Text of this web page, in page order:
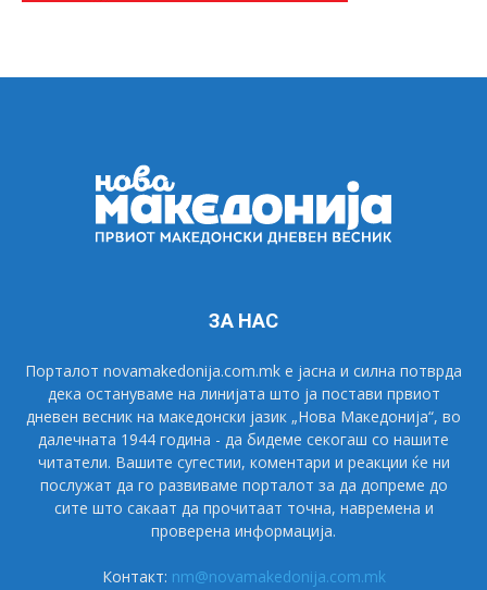
ЗА НАС
Порталот novamakedonija.com.mk е јасна и силна потврда
дека остануваме на линијата што ја постави првиот
дневен весник на македонски јазик „Нова Македонија“, во
далечната 1944 година - да бидеме секогаш со нашите
читатели. Вашите сугестии, коментари и реакции ќе ни
послужат да го развиваме порталот за да допреме до
сите што сакаат да прочитаат точна, навремена и
проверена информација.
Контакт: nm@novamakedonija.com.mk